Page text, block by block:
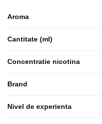
Aroma
Cantitate (ml)
Concentratie nicotina
Brand
Nivel de experienta